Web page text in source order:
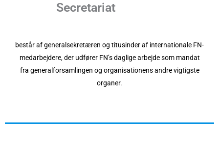
Secretariat
består af generalsekretæren og titusinder af internationale FN-
medarbejdere, der udfører FN’s daglige arbejde som mandat
fra generalforsamlingen og organisationens andre vigtigste
organer.